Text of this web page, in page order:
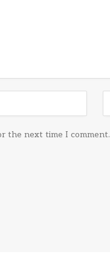
the next time I comment.